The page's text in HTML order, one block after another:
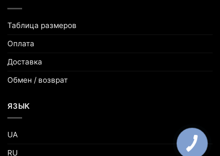
Таблица размеров
Оплата
Доставка
Обмен / возврат
ЯЗЫК
UA
RU